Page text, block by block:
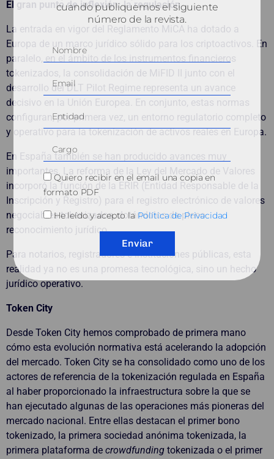
El gran punto de inflexión: la regulación
La entrada en vigor del Reglamento MiCA ha dotado a
Europa de un marco jurídico sólido para los criptoactivos. En
paralelo, en el ámbito de los instrumentos financieros
tokenizados, la consolidación de MiFID II junto con el
desarrollo del DLT Pilot Regime representa un avance
decisivo en la Unión Europea. En conjunto, estas normas
configuran, por primera vez, un entorno regulatorio completo
y operativo para la tokenización de activos reales en Europa.
En España también se han producido avances muy
importantes. La reforma de la Ley del Mercado de Valores
incorporó la función de la ERIR (Entidad Responsable de la
Inscripción y Registro) para el registro electrónico de valores
negociables tokenizados, dotándolos de pleno
reconocimiento jurídico.
Para notarios, registradores e instituciones públicas, esta
realidad ya no es una promesa tecnológica, sino un hecho
jurídico operativo.
Token City
Desde Token City hemos comprobado de primera mano
cómo esta evolución normativa está acelerando la adopción
del mercado. Token City se ha consolidado como uno de los
actores de referencia de la tokenización regulada en España
al haber proporcionado la infraestructura sobre la que se
han ejecutado algunas de las operaciones más pioneras del
mercado nacional. Entre ellas destacan el primer bono
tokenizado, la primera sociedad anónima tokenizada, la
primera plataforma de crowdfunding tokenizada o el primer
cuando publiquemos el siguiente
número de la revista.
Quiero recibir en el email una copia en
formato PDF
He leído y acepto laPolítica de Privacidad
Enviar